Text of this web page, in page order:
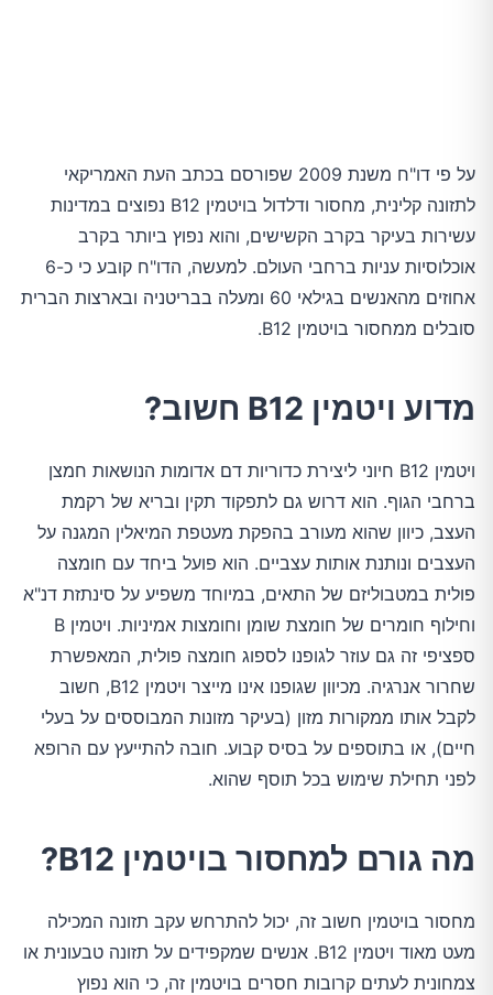
על פי דו"ח משנת 2009 שפורסם בכתב העת האמריקאי
לתזונה קלינית, מחסור ודלדול בויטמין B12 נפוצים במדינות
עשירות בעיקר בקרב הקשישים, והוא נפוץ ביותר בקרב
אוכלוסיות עניות ברחבי העולם. למעשה, הדו"ח קובע כי כ-6
אחוזים מהאנשים בגילאי 60 ומעלה בבריטניה ובארצות הברית
סובלים ממחסור בויטמין B12.
מדוע ויטמין B12 חשוב?
ויטמין B12 חיוני ליצירת כדוריות דם אדומות הנושאות חמצן
ברחבי הגוף. הוא דרוש גם לתפקוד תקין ובריא של רקמת
העצב, כיוון שהוא מעורב בהפקת מעטפת המיאלין המגנה על
העצבים ונותנת אותות עצביים. הוא פועל ביחד עם חומצה
פולית במטבוליזם של התאים, במיוחד משפיע על סינתזת דנ"א
וחילוף חומרים של חומצת שומן וחומצות אמיניות. ויטמין B
ספציפי זה גם עוזר לגופנו לספוג חומצה פולית, המאפשרת
שחרור אנרגיה. מכיוון שגופנו אינו מייצר ויטמין B12, חשוב
לקבל אותו ממקורות מזון (בעיקר מזונות המבוססים על בעלי
חיים), או בתוספים על בסיס קבוע. חובה להתייעץ עם הרופא
לפני תחילת שימוש בכל תוסף שהוא.
מה גורם למחסור בויטמין B12?
מחסור בויטמין חשוב זה, יכול להתרחש עקב תזונה המכילה
מעט מאוד ויטמין B12. אנשים שמקפידים על תזונה טבעונית או
צמחונית לעתים קרובות חסרים בויטמין זה, כי הוא נפוץ